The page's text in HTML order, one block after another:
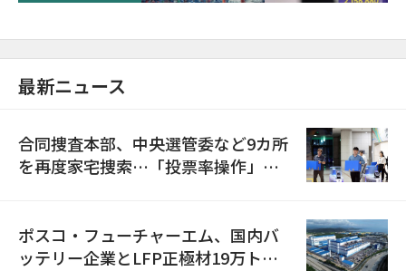
最新ニュース
合同捜査本部、中央選管委など9カ所
を再度家宅捜索…「投票率操作」の
ポスコ・フューチャーエム、国内バ
ッテリー企業とLFP正極材19万トン